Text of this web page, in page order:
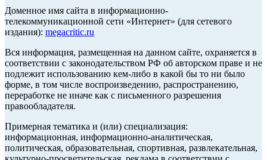
Доменное имя сайта в информационно-
телекоммуникационной сети «Интернет» (для сетевого
издания): megacritic.ru
Вся информация, размещенная на данном сайте, охраняется в
соответствии с законодательством РФ об авторском праве и не
подлежит использованию кем-либо в какой бы то ни было
форме, в том числе воспроизведению, распространению,
переработке не иначе как с письменного разрешения
правообладателя.
Примерная тематика и (или) специализация:
информационная, информационно-аналитическая,
политическая, образовательная, спортивная, развлекательная,